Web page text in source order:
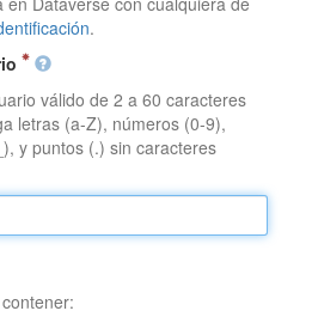
.
válido de 2 a 60 caracteres
letras (a-Z), números (0-9),
y puntos (.) sin caracteres